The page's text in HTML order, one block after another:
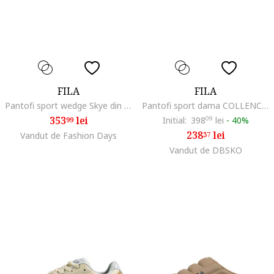
FILA
Pantofi sport wedge Skye din piele ecologica, Alb
35399lei
Vandut de Fashion Days
FILA
Pantofi sport dama COLLENCE CB WMN, roz, sintetic
Initial: 39809 lei - 40%
23837lei
Vandut de DBSKO